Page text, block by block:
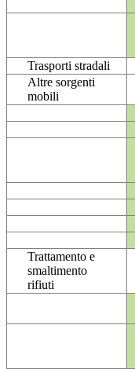
Trasporti stradali
Altre sorgenti
mobili
Trattamento e
smaltimento
rifiuti